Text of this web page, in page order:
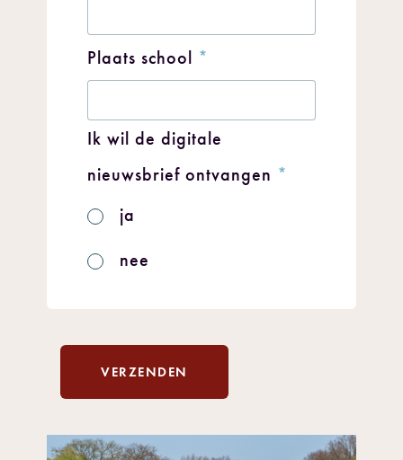
Plaats school *
Ik wil de digitale
nieuwsbrief ontvangen *
ja
nee
VERZENDEN